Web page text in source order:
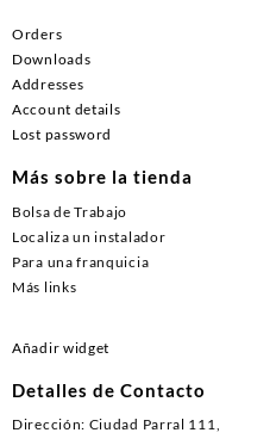
Orders
Downloads
Addresses
Account details
Lost password
Más sobre la tienda
Bolsa de Trabajo
Localiza un instalador
Para una franquicia
Más links
Añadir widget
Detalles de Contacto
Dirección: Ciudad Parral 111,